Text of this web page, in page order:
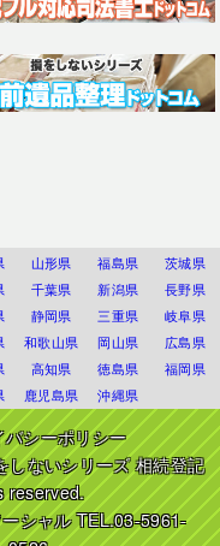
山形県 福島県
茨城県
千葉県 新潟県
長野県
静岡県 三重県
岐阜県
和歌山県 岡山県
広島県
高知県 徳島県
福岡県
鹿児島県 沖縄県
バシーポリシー
しないシリーズ 相続登記
reserved.
シャルTEL.03-5961-